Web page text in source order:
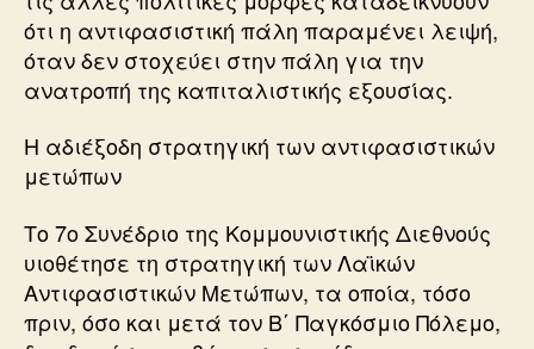
ότι η αντιφασιστική πάλη παραμένει λειψή,
όταν δεν στοχεύει στην πάλη για την
ανατροπή της καπιταλιστικής εξουσίας.
Η αδιέξοδη στρατηγική των αντιφασιστικών
μετώπων
Το 7ο Συνέδριο της Κομμουνιστικής Διεθνούς
υιοθέτησε τη στρατηγική των Λαϊκών
Αντιφασιστικών Μετώπων, τα οποία, τόσο
πριν, όσο και μετά τον Β΄ Παγκόσμιο Πόλεμο,